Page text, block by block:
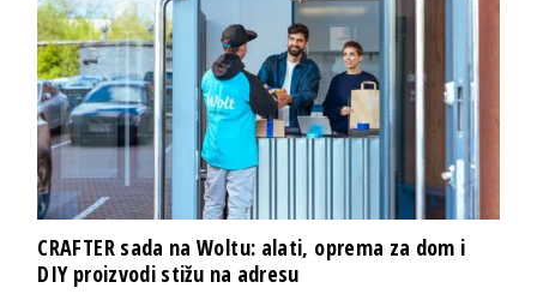
CRAFTER sada na Woltu: alati, oprema za dom i
DIY proizvodi stižu na adresu